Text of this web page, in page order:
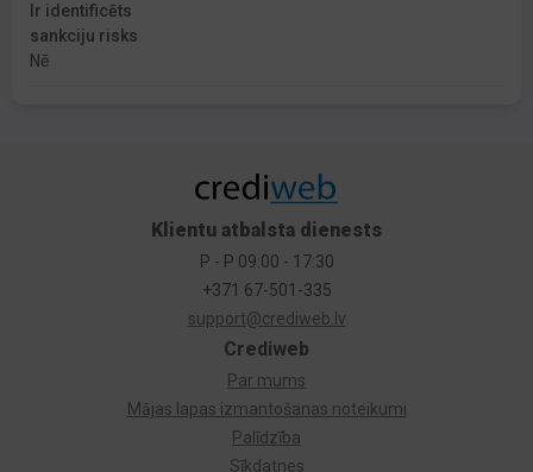
Ir identificēts
sankciju risks
Nē
Crediweb
Par mums
Mājas lapas izmantošanas noteikumi
Palīdzība
Sīkdatnes
Klientu atbalsta dienests
P - P 09:00 - 17:30
+371 67-501-335
support@crediweb.lv